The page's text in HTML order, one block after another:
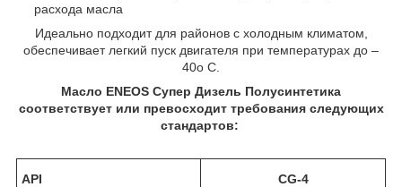
расхода масла
Идеально подходит для районов с холодным климатом,
обеспечивает легкий пуск двигателя при температурах до –
40о С.
Масло ENEOS Супер Дизель Полусинтетика
соответствует или превосходит требования следующих
стандартов:
API CG-4